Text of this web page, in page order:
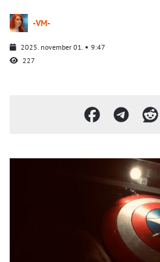
-VM-
2025. november 01.
9:47
227